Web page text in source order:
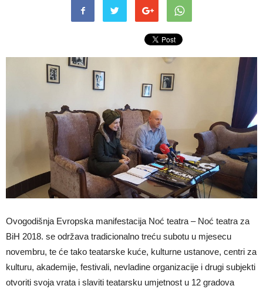
Ovogodišnja Evropska manifestacija Noć teatra – Noć teatra za
BiH 2018. se održava tradicionalno treću subotu u mjesecu
novembru, te će tako teatarske kuće, kulturne ustanove, centri za
kulturu, akademije, festivali, nevladine organizacije i drugi subjekti
otvoriti svoja vrata i slaviti teatarsku umjetnost u 12 gradova